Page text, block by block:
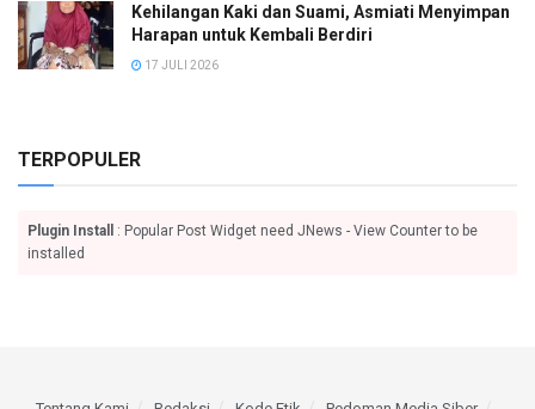
Kehilangan Kaki dan Suami, Asmiati Menyimpan
Harapan untuk Kembali Berdiri
17 JULI 2026
TERPOPULER
Plugin Install
: Popular Post Widget need JNews - View Counter to be
installed